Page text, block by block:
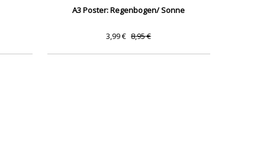
A3 Poster: Regenbogen/ Sonne
3,99 € 8,95 €